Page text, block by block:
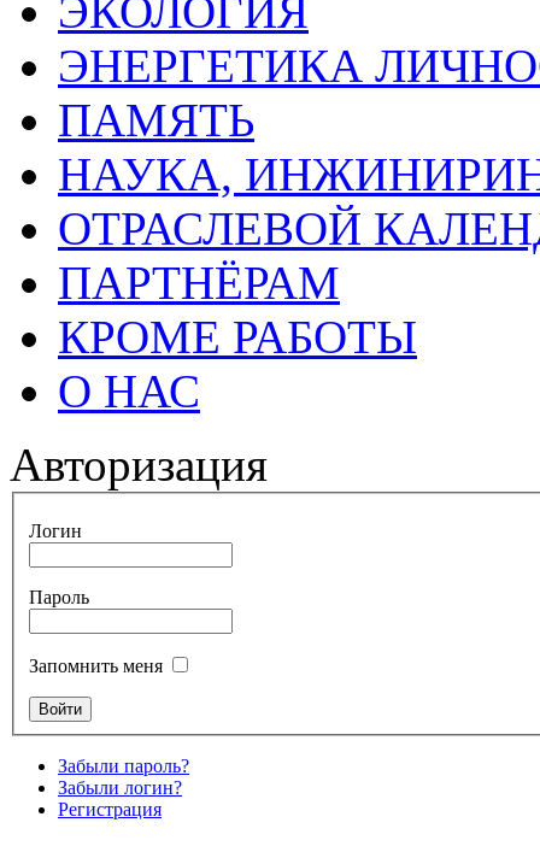
ЭКОЛОГИЯ
ЭНЕРГЕТИКА
ПАМЯТЬ
НАУКА,
ОТРАСЛЕВОЙ
ПАРТНЁРАМ
КРОМЕ РАБОТЫ
О НАС
Авторизация
Логин
Пароль
Запомнить меня
Забыли пароль?
Забыли логин?
Регистрация